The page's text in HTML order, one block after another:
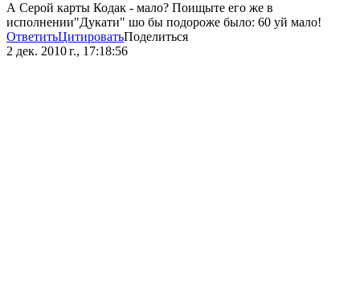
А Серой карты Кодак - мало? Поищыте его же в
исполнении"Дукати" шо бы подороже было: 60 уй мало!
ОтветитьЦитироватьПоделиться
2 дек. 2010 г., 17:18:56